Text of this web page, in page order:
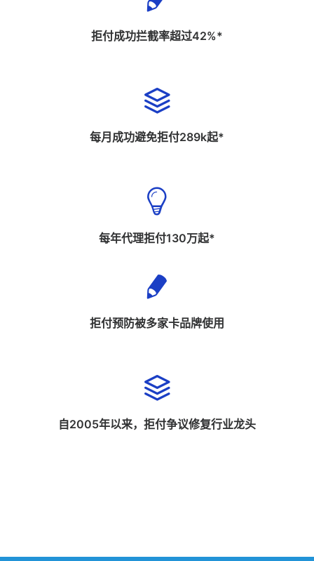
拒付成功拦截率超过42%*
每月成功避免拒付289k起*
每年代理拒付130万起*
拒付预防被多家卡品牌使用
自2005年以来，拒付争议修复行业龙头